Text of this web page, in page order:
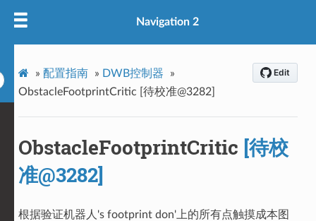
Navigation 2
» 配置指南 » DWB控制器
»
ObstacleFootprintCritic [待校准@3282]
ObstacleFootprintCritic [待校
准@3282]
根据验证机器人's footprint don'上的所有点触摸成本图